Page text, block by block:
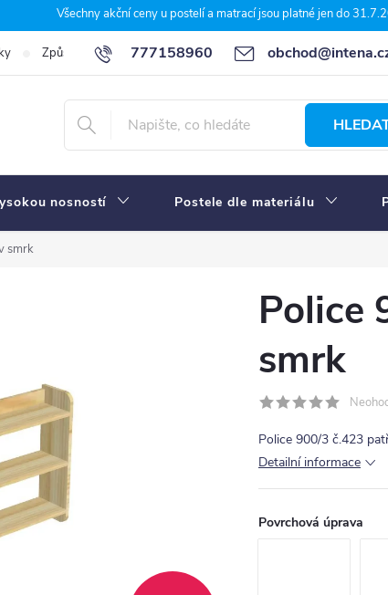
Všechny akční ceny u postelí a matrací jsou platné jen do
777158960
Způsoby a ceny dopravy 7 důvodů, proč nakupit u Intena
nosností Postele dle materiálu
smrk
Police
smrk
Police 900/3 č.423
Detailní informace
Povrchová úprava